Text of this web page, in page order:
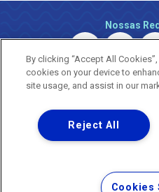
Nossas
Copyright ©
Nossa
Termos Gerais de
By clicking “Accept All
cookies on your device to
site usage, and assist in our
Reject All
Cookies